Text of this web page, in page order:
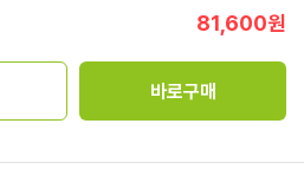
81,600원
바로구매